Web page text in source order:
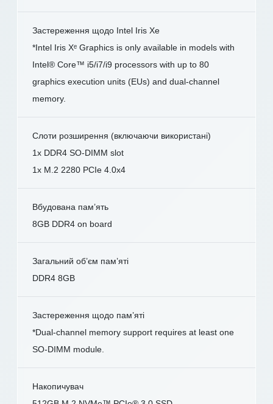
Застереження щодо Intel Iris Xe
*Intel Iris Xᵉ Graphics is only available in models with
Intel® Core™ i5/i7/i9 processors with up to 80
graphics execution units (EUs) and dual-channel
memory.
Слоти розширення (включаючи використані)
1x DDR4 SO-DIMM slot
1x M.2 2280 PCIe 4.0x4
Вбудована пам’ять
8GB DDR4 on board
Загальний об’єм пам’яті
DDR4 8GB
Застереження щодо пам’яті
*Dual-channel memory support requires at least one
SO-DIMM module.
Накопичувач